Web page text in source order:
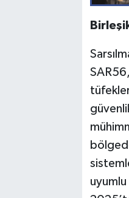
uyumlu